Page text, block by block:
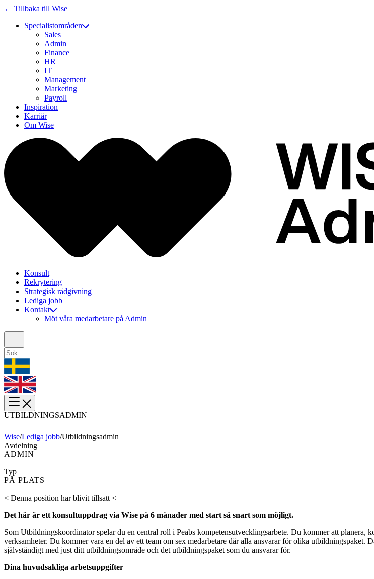
← Tillbaka till Wise
Specialistområden
Sales
Admin
Finance
HR
IT
Management
Marketing
Payroll
Inspiration
Karriär
Om Wise
Konsult
Rekrytering
Strategisk rådgivning
Lediga jobb
Kontakt
Möt våra medarbetare på Admin
UTBILDNINGSADMIN
Wise/Lediga jobb/Utbildningsadmin
Avdelning
ADMIN
Typ
PÅ PLATS
< Denna position har blivit tillsatt <
Det här är ett konsultuppdrag via Wise på 6 månader med start så snart som möjligt.
Som Utbildningskoordinator spelar du en central roll i Peabs kompetensutvecklingsarbete. Du kommer att
verksamheter. Du kommer vara en del av ett team om sex medarbetare där alla ansvarar för olika
självständigt med just ditt utbildningsområde och det utbildningspaket som du ansvarar för.
Dina huvudsakliga arbetsuppgifter